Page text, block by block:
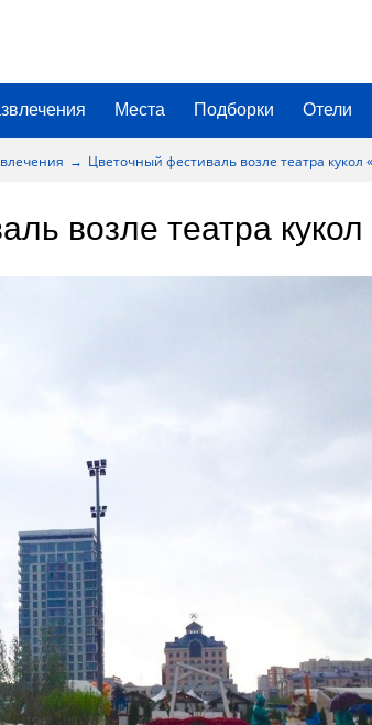
Места Подборки Отели
Цветочный фестиваль возле театра кукол
возле театра